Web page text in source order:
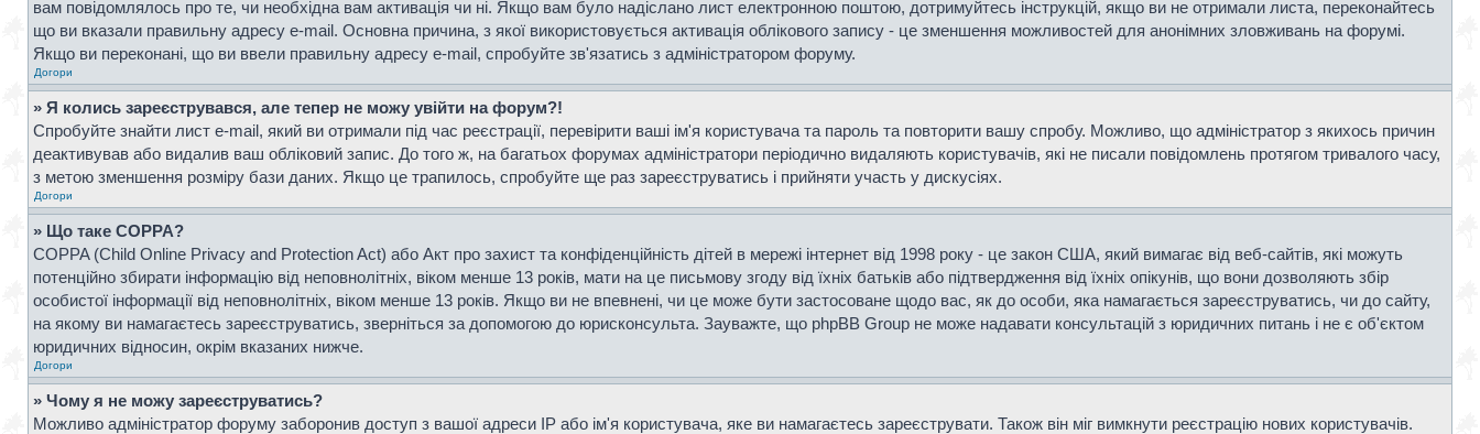
вам повідомлялось про те, чи необхідна вам активація чи ні. Якщо вам було надіслано лист електронною поштою, дотримуйтесь інструкцій, якщо ви не отримали листа, переконайтесь
що ви вказали правильну адресу e-mail. Основна причина, з якої використовується активація облікового запису - це зменшення можливостей для анонімних зловживань на форумі.
Якщо ви переконані, що ви ввели правильну адресу e-mail, спробуйте зв'язатись з адміністратором форуму.
Догори
» Я колись зареєструвався, але тепер не можу увійти на форум?!
Спробуйте знайти лист e-mail, який ви отримали під час реєстрації, перевірити ваші ім'я користувача та пароль та повторити вашу спробу. Можливо, що адміністратор з якихось причин
деактивував або видалив ваш обліковий запис. До того ж, на багатьох форумах адміністратори періодично видаляють користувачів, які не писали повідомлень протягом тривалого часу,
з метою зменшення розміру бази даних. Якщо це трапилось, спробуйте ще раз зареєструватись і прийняти участь у дискусіях.
Догори
» Що таке COPPA?
COPPA (Child Online Privacy and Protection Act) або Акт про захист та конфіденційність дітей в мережі інтернет від 1998 року - це закон США, який вимагає від веб-сайтів, які можуть
потенційно збирати інформацію від неповнолітніх, віком менше 13 років, мати на це письмову згоду від їхніх батьків або підтвердження від їхніх опікунів, що вони дозволяють збір
особистої інформації від неповнолітніх, віком менше 13 років. Якщо ви не впевнені, чи це може бути застосоване щодо вас, як до особи, яка намагається зареєструватись, чи до сайту,
на якому ви намагаєтесь зареєструватись, зверніться за допомогою до юрисконсульта. Зауважте, що phpBB Group не може надавати консультацій з юридичних питань і не є об'єктом
юридичних відносин, окрім вказаних нижче.
Догори
» Чому я не можу зареєструватись?
Можливо адміністратор форуму заборонив доступ з вашої адреси IP або ім'я користувача, яке ви намагаєтесь зареєструвати. Також він міг вимкнути реєстрацію нових користувачів.